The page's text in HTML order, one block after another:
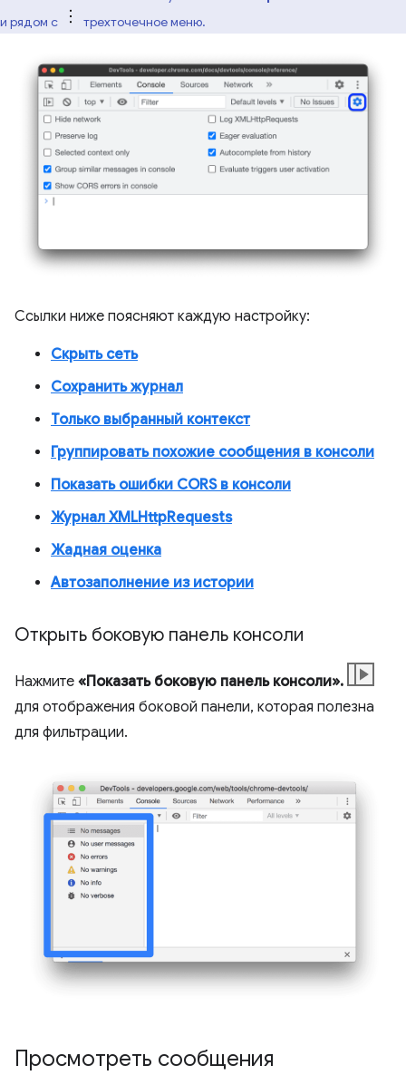
и рядом с
трехточечное меню.
Ссылки ниже поясняют каждую настройку:
Скрыть сеть
Сохранить журнал
Только выбранный контекст
Группировать похожие сообщения в консоли
Показать ошибки CORS в консоли
Журнал XMLHttpRequests
Жадная оценка
Автозаполнение из истории
Открыть боковую панель консоли
Нажмите «Показать боковую панель консоли».
для отображения боковой панели, которая полезна
для фильтрации.
Просмотреть сообщения